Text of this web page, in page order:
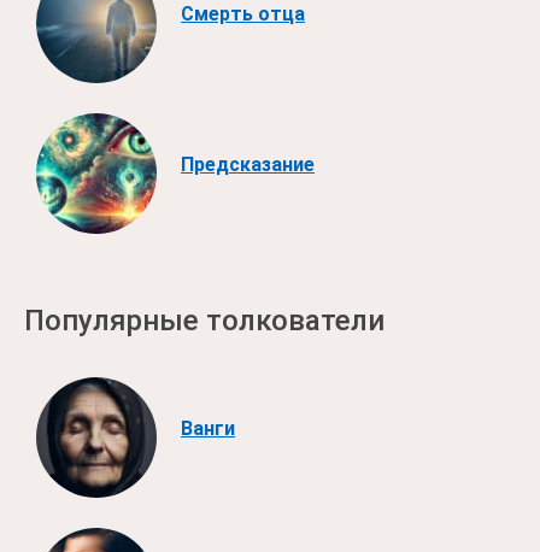
Смерть отца
Предсказание
Популярные толкователи
Ванги